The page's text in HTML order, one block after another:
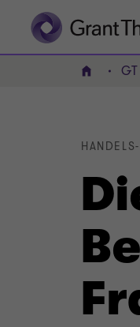
HOME